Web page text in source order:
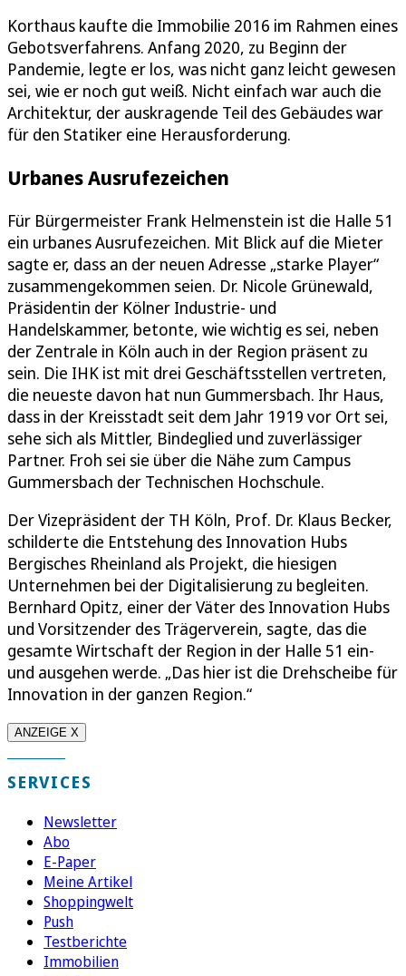
Korthaus kaufte die Immobilie 2016 im Rahmen eines
Gebotsverfahrens. Anfang 2020, zu Beginn der
Pandemie, legte er los, was nicht ganz leicht gewesen
sei, wie er noch gut weiß. Nicht einfach war auch die
Architektur, der auskragende Teil des Gebäudes war
für den Statiker eine Herausforderung.
Urbanes Ausrufezeichen
Für Bürgermeister Frank Helmenstein ist die Halle 51
ein urbanes Ausrufezeichen. Mit Blick auf die Mieter
sagte er, dass an der neuen Adresse „starke Player“
zusammengekommen seien. Dr. Nicole Grünewald,
Präsidentin der Kölner Industrie- und
Handelskammer, betonte, wie wichtig es sei, neben
der Zentrale in Köln auch in der Region präsent zu
sein. Die IHK ist mit drei Geschäftsstellen vertreten,
die neueste davon hat nun Gummersbach. Ihr Haus,
dass in der Kreisstadt seit dem Jahr 1919 vor Ort sei,
sehe sich als Mittler, Bindeglied und zuverlässiger
Partner. Froh sei sie über die Nähe zum Campus
Gummersbach der Technischen Hochschule.
Der Vizepräsident der TH Köln, Prof. Dr. Klaus Becker,
schilderte die Entstehung des Innovation Hubs
Bergisches Rheinland als Projekt, die hiesigen
Unternehmen bei der Digitalisierung zu begleiten.
Bernhard Opitz, einer der Väter des Innovation Hubs
und Vorsitzender des Trägerverein, sagte, das die
gesamte Wirtschaft der Region in der Halle 51 ein-
und ausgehen werde. „Das hier ist die Drehscheibe für
Innovation in der ganzen Region.“
ANZEIGE X
SERVICES
Newsletter
Abo
E-Paper
Meine Artikel
Shoppingwelt
Push
Testberichte
Immobilien